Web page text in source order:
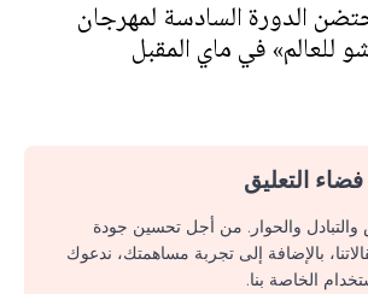
الدورة السادسة لمهرجان
للعالم» في ماي المقبل
التعليق
والتبادل والحوار. من أجل تحسين جودة
بالإضافة إلى تجربة مساهمتك، ندعوك
الخاصة بنا.